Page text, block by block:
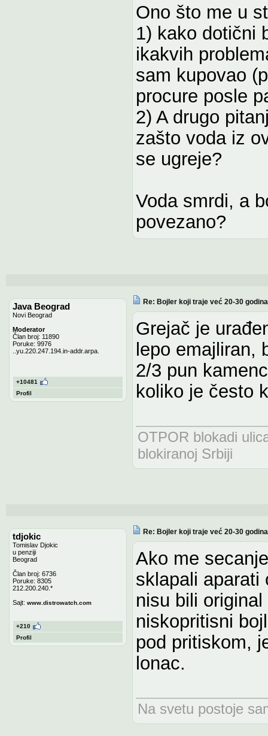
Ono što me u
1) kako dotični
ikakvih
sam kupovao
procure posle
2) A drugo
zašto voda iz
se ugreje?
Voda smrdi, a
povezano?
Java Beograd
Novi Beograd
Moderator
Član broj: 11890
Poruke: 9976
..yu.220.247.194.in-addr.arpa.
+10481
Profil
Re: Bojler koji traje već 20-30
Grejač je
lepo emajliran,
2/3 pun
koliko je često
OTPOR blokadi
blokiranoj Srbiji
tdjokic
Tomislav Djokic
u penziji
Beograd
Član broj: 6736
Poruke: 8305
212.200.240.*
Sajt: www.distrowatch.com
+210
Profil
Re: Bojler koji traje već 20-30
Ako me
sklapali aparati
nisu bili
niskopritisni
pod pritiskom,
lonac.
Na svetu postoje